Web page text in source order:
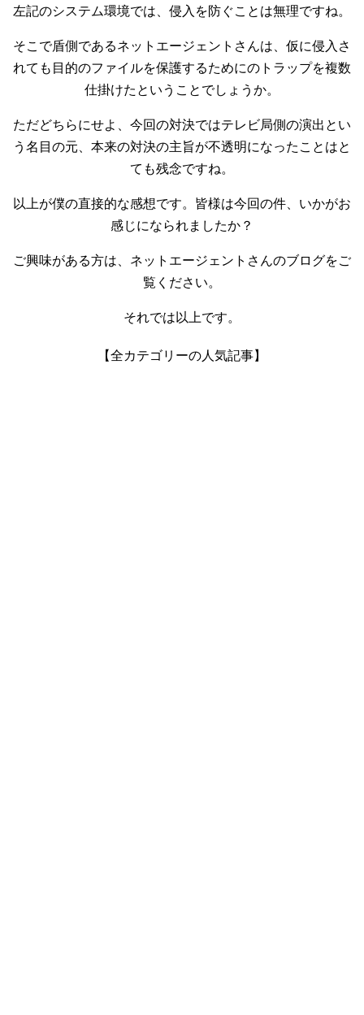
左記のシステム環境では、侵入を防ぐことは無理ですね。
そこで盾側であるネットエージェントさんは、仮に侵入さ
れても目的のファイルを保護するためにのトラップを複数
仕掛けたということでしょうか。
ただどちらにせよ、今回の対決ではテレビ局側の演出とい
う名目の元、本来の対決の主旨が不透明になったことはと
ても残念ですね。
以上が僕の直接的な感想です。皆様は今回の件、いかがお
感じになられましたか？
ご興味がある方は、ネットエージェントさんのブログをご
覧ください。
それでは以上です。
【全カテゴリーの人気記事】